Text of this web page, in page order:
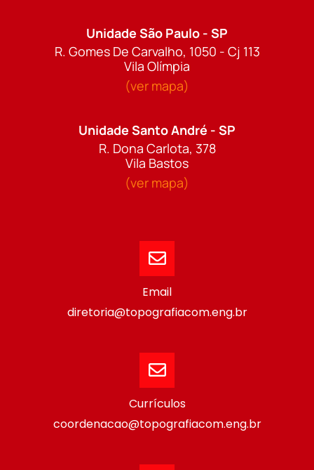
Unidade São Paulo - SP
R. Gomes De Carvalho, 1050 - Cj 113
Vila Olímpia
(ver mapa)
Unidade Santo André - SP
R. Dona Carlota, 378
Vila Bastos
(ver mapa)
Email
diretoria@topografiacom.eng.br
Currículos
coordenacao@topografiacom.eng.br